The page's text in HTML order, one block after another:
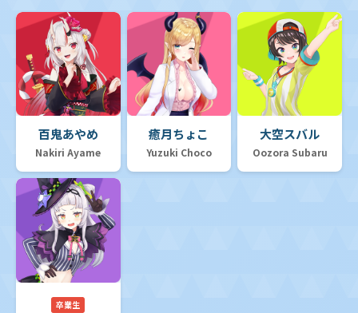
百鬼あやめ
Nakiri Ayame
癒月ちょこ
Yuzuki Choco
大空スバル
Oozora Subaru
卒業生